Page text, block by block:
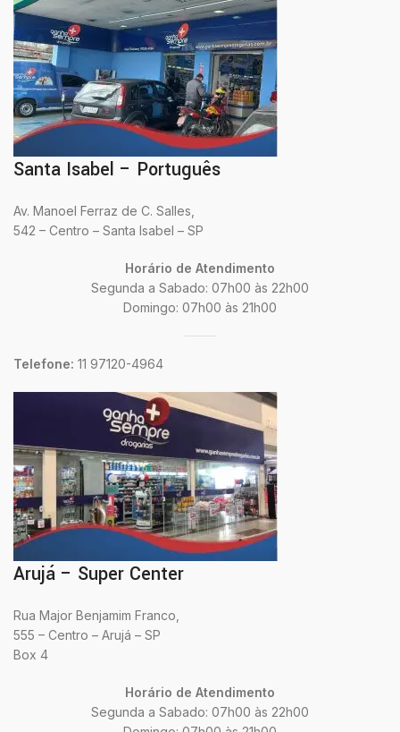
Santa Isabel – Português
Av. Manoel Ferraz de C. Salles,
542 – Centro – Santa Isabel – SP
Horário de Atendimento
Segunda a Sabado: 07h00 às 22h00
Domingo: 07h00 às 21h00
Telefone: 11 97120-4964
Arujá – Super Center
Rua Major Benjamim Franco,
555 – Centro – Arujá – SP
Box 4
Horário de Atendimento
Segunda a Sabado: 07h00 às 22h00